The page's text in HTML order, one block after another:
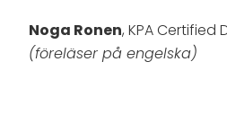
Noga Ronen, KPA Certified
(föreläser på engelska)